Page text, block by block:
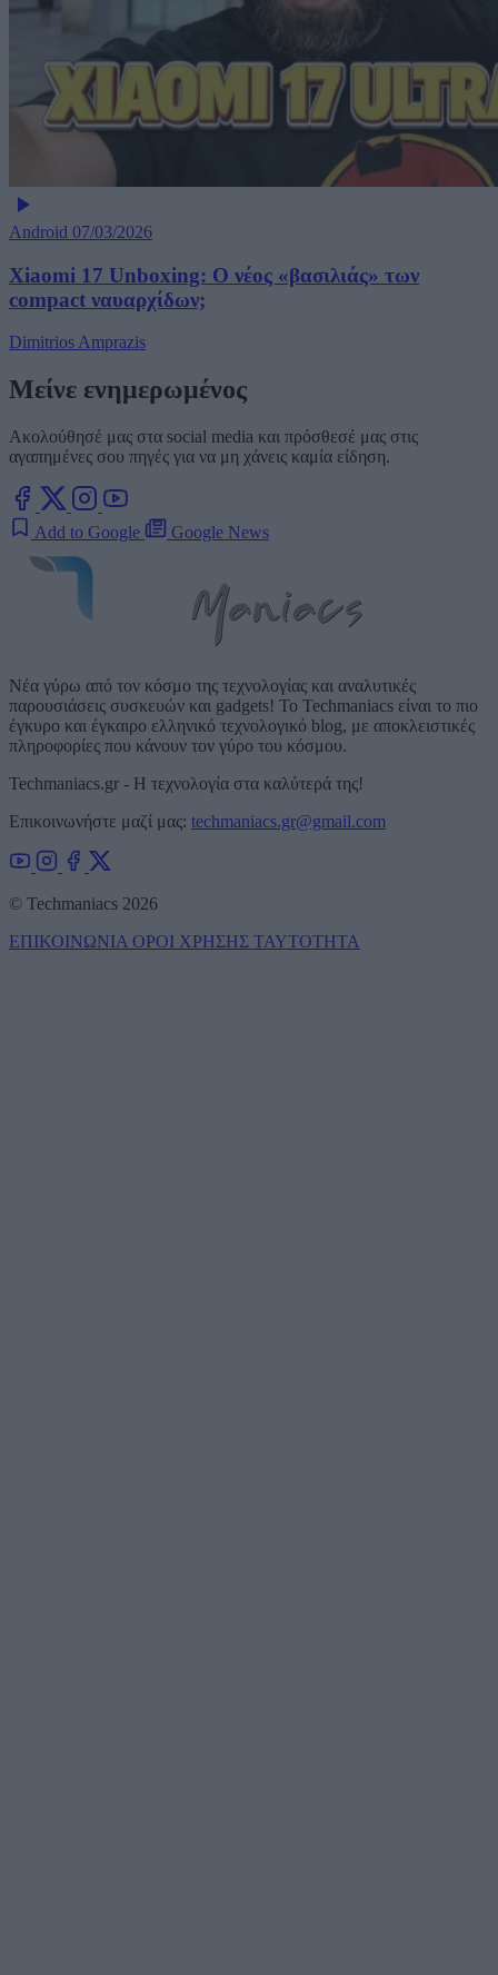
Android 07/03/2026
Xiaomi 17 Unboxing: Ο νέος «βασιλιάς» των
compact ναυαρχίδων;
Dimitrios Amprazis
Μείνε ενημερωμένος
Ακολούθησέ μας στα social media και πρόσθεσέ μας στις
αγαπημένες σου πηγές για να μη χάνεις καμία είδηση.
Add to Google Google News
Νέα γύρω από τον κόσμο της τεχνολογίας και αναλυτικές
παρουσιάσεις συσκευών και gadgets! Το Techmaniacs είναι το πιο
έγκυρο και έγκαιρο ελληνικό τεχνολογικό blog, με αποκλειστικές
πληροφορίες που κάνουν τον γύρο του κόσμου.
Techmaniacs.gr - Η τεχνολογία στα καλύτερά της!
Επικοινωνήστε μαζί μας: techmaniacs.gr@gmail.com
© Techmaniacs 2026
ΕΠΙΚΟΙΝΩΝΙΑ ΟΡΟΙ ΧΡΗΣΗΣ ΤΑΥΤΟΤΗΤΑ